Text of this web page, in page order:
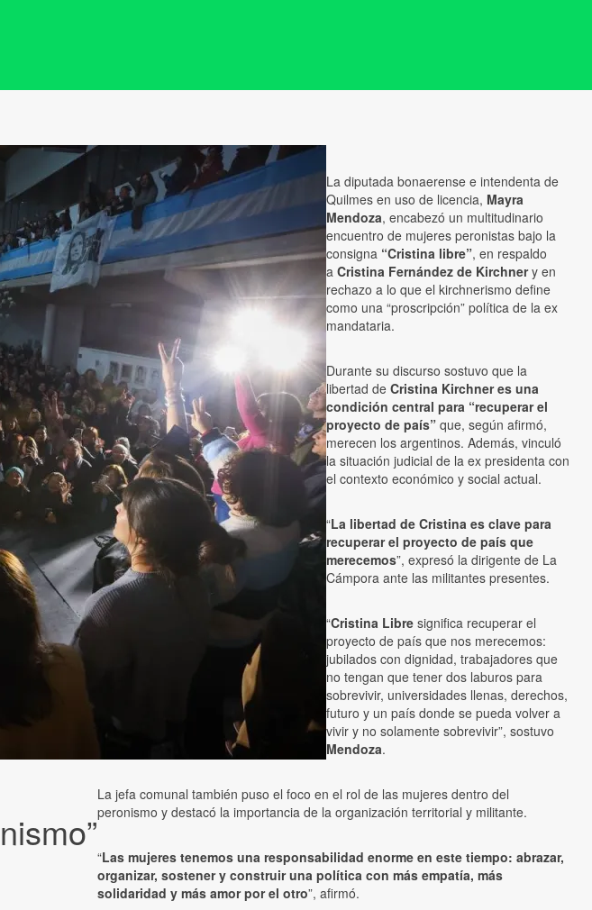
La diputada bonaerense e intendenta de
Quilmes en uso de licencia, Mayra
Mendoza, encabezó un multitudinario
encuentro de mujeres peronistas bajo la
consigna “Cristina libre”, en respaldo
a Cristina Fernández de Kirchnery en
rechazo a lo que el kirchnerismo define
como una “proscripción” política de la ex
mandataria.
Durante su discurso sostuvo que la
libertad de Cristina Kirchner es una
condición central para “recuperar el
proyecto de país” que, según afirmó,
merecen los argentinos. Además, vinculó
la situación judicial de la ex presidenta con
el contexto económico y social actual.
“La libertad de Cristina es clave para
recuperar el proyecto de país que
merecemos”, expresó la dirigente de La
Cámpora ante las militantes presentes.
“Cristina Libre significa recuperar el
proyecto de país que nos merecemos:
jubilados con dignidad, trabajadores que
no tengan que tener dos laburos para
sobrevivir, universidades llenas, derechos,
futuro y un país donde se pueda volver a
vivir y no solamente sobrevivir”, sostuvo
Mendoza.
La jefa comunal también puso el foco en el rol de las mujeres dentro del
peronismo y destacó la importancia de la organización territorial y militante.
“Las mujeres tenemos una responsabilidad enorme en este tiempo: abrazar,
organizar, sostener y construir una política con más empatía, más
solidaridad y más amor por el otro”, afirmó.